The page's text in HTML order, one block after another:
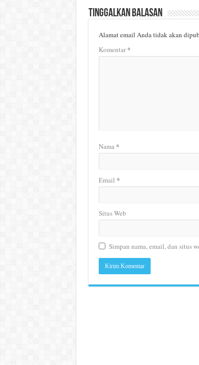
Tinggalkan Balasan
Alamat email Anda tidak akan
Komentar*
Nama *
Email *
Situs Web
Simpan nama, email, dan situs